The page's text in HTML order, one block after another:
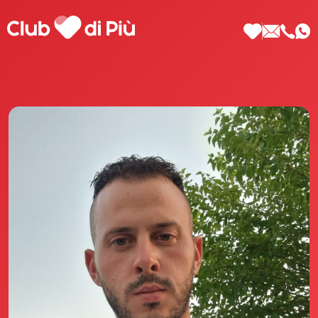
Scopri Club di Più
Le testimonianze Club di Più
La fondatrice Valeria Pilla
Annunci Donne
Agenzia matrimoniale Club di Più